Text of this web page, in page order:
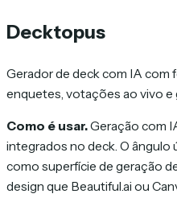
Decktopus
Gerador de deck com IA com
enquetes, votações ao vivo e
Como é usar.Geração com
integrados no deck. O ângulo
como superfície de geração
design que Beautiful.ai ou